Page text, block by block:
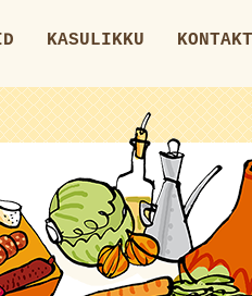
KASULIKKU KONTAKT